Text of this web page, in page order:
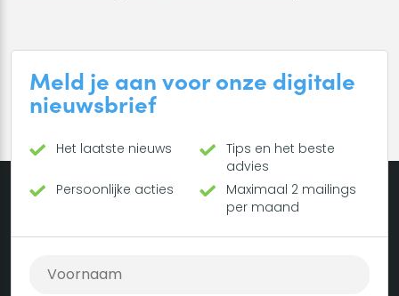
Meld je aan voor onze digitale
nieuwsbrief
Het laatste nieuws
Tips en het beste
advies
Persoonlijke acties
Maximaal 2 mailings
per maand